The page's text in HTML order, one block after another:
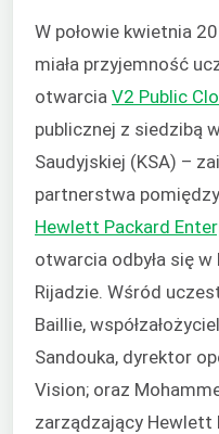
W połowie kwietnia
miała przyjemność
otwarcia V2 Public
publicznej z siedzibą
Saudyjskiej (KSA) –
partnerstwa
Hewlett Packard
otwarcia odbyła się
Rijadzie. Wśród
Baillie,
Sandouka, dyrektor
Vision; oraz
zarządzający Hewlett